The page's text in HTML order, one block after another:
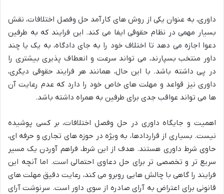
داوری، به عنوان یکی از روش های کارآمد حل وفصل اختلافات، نقش
بسیار مهمی در نظام حقوقی ایفا می کند. این فرایند که به طرفین
دعوا اجازه می دهد تا اختلاف خود را به جای دادگاه، به یک یا چند
داور منتخب بسپارند، می تواند سرعت و انعطاف پذیری بیشتری را
در پی داشته باشد. با این حال، همانند هر فرایند حقوقی دیگری،
داوری نیز قواعد و مهلت های خاص خود را دارد که عدم رعایت آن
ها می تواند عواقب جدی برای طرفین به همراه داشته باشد.
اهمیت و جایگاه داوری در حل وفصل اختلافات، بر کسی پوشیده
نیست. بسیاری از قراردادها، به ویژه در حوزه های تجاری و حرفه ای،
حاوی شرط داوری هستند. هدف از این شرط، فراهم آوردن یک مسیر
سریع تر و تخصصی تر برای حل دعاوی احتمالی است. اما آنچه این
فرایند را گاهی با چالش هایی روبرو می کند، رعایت دقیق مهلت های
قانونی برای اعتراض به آرای صادره از سوی داور است. سرنوشت آرای